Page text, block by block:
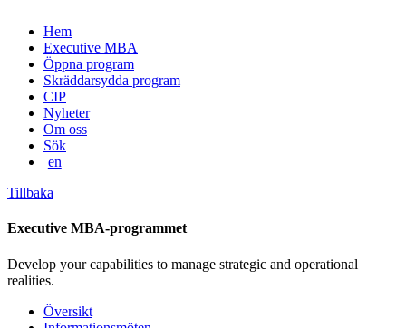
vidare
innehåll
Hem
Executive MBA
Öppna program
Skräddarsydda program
CIP
Nyheter
Om oss
Sök
en
Tillbaka
Executive MBA-programmet
Develop your capabilities to manage strategic and operational
realities.
Översikt